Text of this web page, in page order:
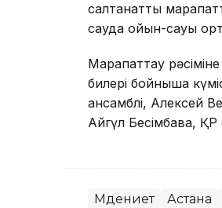
салтанатты
сауда ойын-сауық
Марапаттау
билері бойныша
ансамблі, Алексей
Айгүл Бесімбава, ҚР
Мәдениет Астана